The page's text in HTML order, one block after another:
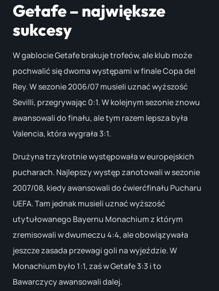
Getafe – największe
sukcesy
W gablocie Getafe brakuje trofeów, ale klub może
pochwalić się dwoma występami w finale Copa del
Rey. W sezonie 2006/07 musieli uznać wyższość
Sevilli, przegrywając 0:1. W kolejnym sezonie znowu
awansowali do finału, ale tym razem lepsza była
Valencia, która wygrała 3:1.
Drużyna trzykrotnie występowała w europejskich
pucharach. Najlepszy występ zanotowali w sezonie
2007/08, kiedy awansowali do ćwierćfinału Pucharu
UEFA. Tam jednak musieli uznać wyższość
utytułowanego Bayernu Monachium z którym
zremisowali w dwumeczu 4:4, ale obowiązywała
jeszcze zasada przewagi goli na wyjeździe. W
Monachium było 1:1, zaś w Getafe 3:3 i to
Bawarczycy awansowali dalej.